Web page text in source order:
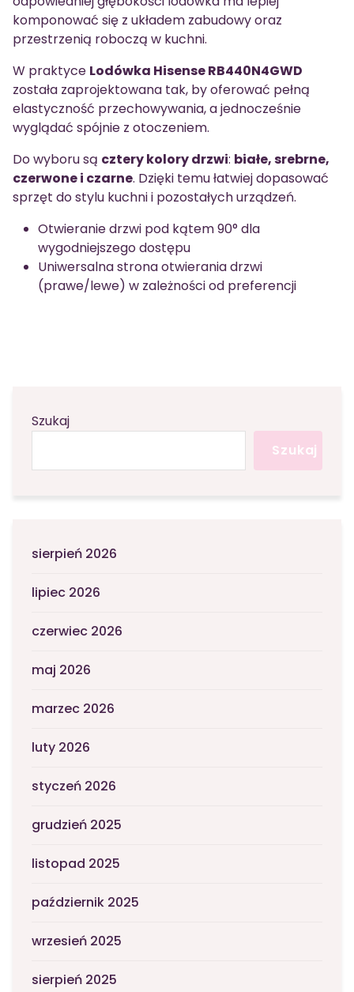
komponować się z układem zabudowy oraz
przestrzenią roboczą w kuchni.
W praktyce Lodówka Hisense RB440N4GWD
została zaprojektowana tak, by oferować pełną
elastyczność przechowywania, a jednocześnie
wyglądać spójnie z otoczeniem.
Do wyboru są cztery kolory drzwi: białe, srebrne,
czerwone i czarne. Dzięki temu łatwiej dopasować
sprzęt do stylu kuchni i pozostałych urządzeń.
Otwieranie drzwi pod kątem 90° dla
wygodniejszego dostępu
Uniwersalna strona otwierania drzwi
(prawe/lewe) w zależności od preferencji
Szukaj
Szukaj
sierpień 2026
lipiec 2026
czerwiec 2026
maj 2026
marzec 2026
luty 2026
styczeń 2026
grudzień 2025
listopad 2025
październik 2025
wrzesień 2025
sierpień 2025